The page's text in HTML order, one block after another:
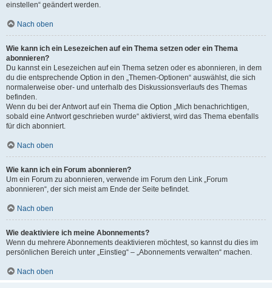
einstellen“ geändert werden.
Nach oben
Wie kann ich ein Lesezeichen auf ein Thema setzen oder ein Thema
abonnieren?
Du kannst ein Lesezeichen auf ein Thema setzen oder es abonnieren, in dem
du die entsprechende Option in den „Themen-Optionen“ auswählst, die sich
normalerweise ober- und unterhalb des Diskussionsverlaufs des Themas
befinden.
Wenn du bei der Antwort auf ein Thema die Option „Mich benachrichtigen,
sobald eine Antwort geschrieben wurde“ aktivierst, wird das Thema ebenfalls
für dich abonniert.
Nach oben
Wie kann ich ein Forum abonnieren?
Um ein Forum zu abonnieren, verwende im Forum den Link „Forum
abonnieren“, der sich meist am Ende der Seite befindet.
Nach oben
Wie deaktiviere ich meine Abonnements?
Wenn du mehrere Abonnements deaktivieren möchtest, so kannst du dies im
persönlichen Bereich unter „Einstieg“ – „Abonnements verwalten“ machen.
Nach oben